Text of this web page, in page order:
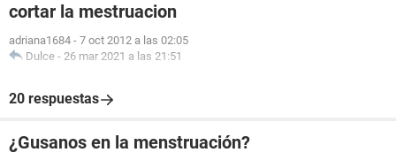
cortar la mestruacion
adriana1684 - 7 oct 2012 a las 02:05
Dulce - 26 mar 2021 a las 21:51
20 respuestas
¿Gusanos en la menstruación?